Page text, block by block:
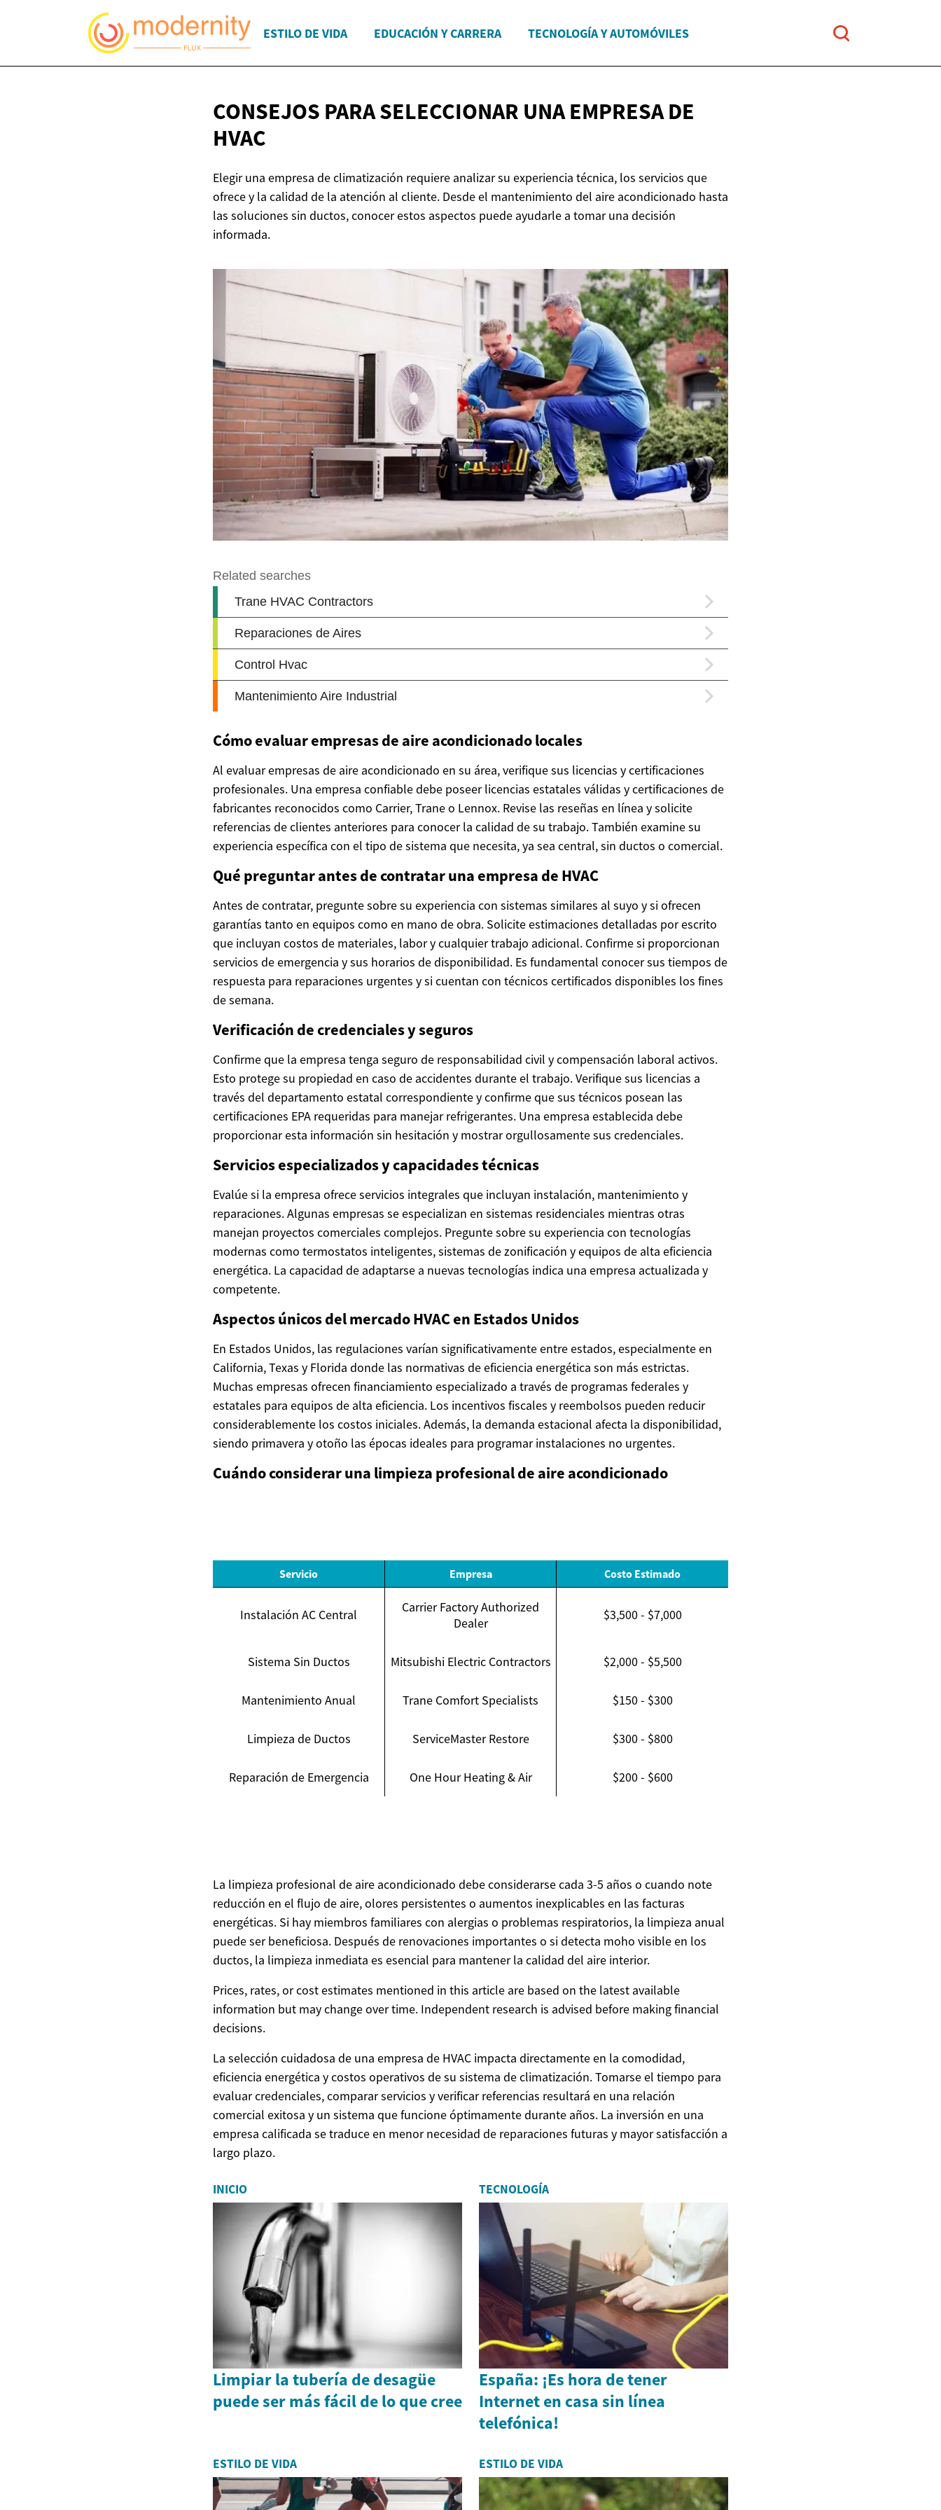
ESTILO DE VIDA EDUCACIÓN Y CARRERA TECNOLOGÍA Y AUTOMÓVILES
CONSEJOS PARA SELECCIONAR UNA EMPRESADE
HVAC
Elegir una empresa de climatización requiere analizar su experiencia técnica, los servicios que
ofrece y la calidad de la atención al cliente. Desde el mantenimiento del aire acondicionado hasta
las soluciones sin ductos, conocer estos aspectos puede ayudarle a tomar una decisión
informada.
Cómo evaluar empresas de aire acondicionado locales
Al evaluar empresas de aire acondicionado en su área, verifique sus licencias y certificaciones
profesionales. Una empresa confiable debe poseer licencias estatales válidas y certificaciones de
fabricantes reconocidos como Carrier, Trane o Lennox. Revise las reseñas en línea y solicite
referencias de clientes anteriores para conocer la calidad de su trabajo. También examine su
experiencia específica con el tipo de sistema que necesita, ya sea central, sin ductos o comercial.
Qué preguntar antes de contratar una empresa de HVAC
Antes de contratar, pregunte sobre su experiencia con sistemas similares al suyo y si ofrecen
garantías tanto en equipos como en mano de obra. Solicite estimaciones detalladas por escrito
que incluyan costos de materiales, labor y cualquier trabajo adicional. Confirme si proporcionan
servicios de emergencia y sus horarios de disponibilidad. Es fundamental conocer sus tiempos de
respuesta para reparaciones urgentes y si cuentan con técnicos certificados disponibles los fines
de semana.
Verificación de credenciales y seguros
Confirme que la empresa tenga seguro de responsabilidad civil y compensación laboral activos.
Esto protege su propiedad en caso de accidentes durante el trabajo. Verifique sus licencias a
través del departamento estatal correspondiente y confirme que sus técnicos posean las
certificaciones EPA requeridas para manejar refrigerantes. Una empresa establecida debe
proporcionar esta información sin hesitación y mostrar orgullosamente sus credenciales.
Servicios especializados y capacidades técnicas
Evalúe si la empresa ofrece servicios integrales que incluyan instalación, mantenimiento y
reparaciones. Algunas empresas se especializan en sistemas residenciales mientras otras
manejan proyectos comerciales complejos. Pregunte sobre su experiencia con tecnologías
modernas como termostatos inteligentes, sistemas de zonificación y equipos de alta eficiencia
energética. La capacidad de adaptarse a nuevas tecnologías indica una empresa actualizada y
competente.
Aspectos únicos del mercado HVAC en Estados Unidos
En Estados Unidos, las regulaciones varían significativamente entre estados, especialmente en
California, Texas y Florida donde las normativas de eficiencia energética son más estrictas.
Muchas empresas ofrecen financiamiento especializado a través de programas federales y
estatales para equipos de alta eficiencia. Los incentivos fiscales y reembolsos pueden reducir
considerablemente los costos iniciales. Además, la demanda estacional afecta la disponibilidad,
siendo primavera y otoño las épocas ideales para programar instalaciones no urgentes.
Cuándo considerar una limpieza profesional de aire acondicionado
Servicio Empresa Costo Estimado
Instalación AC Central
Carrier Factory Authorized
Dealer
$3,500 - $7,000
Sistema Sin Ductos Mitsubishi Electric Contractors $2,000 - $5,500
Mantenimiento Anual Trane Comfort Specialists $150 - $300
Limpieza de Ductos ServiceMaster Restore $300 - $800
Reparación de Emergencia One Hour Heating & Air $200 - $600
La limpieza profesional de aire acondicionado debe considerarse cada 3-5 años o cuando note
reducción en el flujo de aire, olores persistentes o aumentos inexplicables en las facturas
energéticas. Si hay miembros familiares con alergias o problemas respiratorios, la limpieza anual
puede ser beneficiosa. Después de renovaciones importantes o si detecta moho visible en los
ductos, la limpieza inmediata es esencial para mantener la calidad del aire interior.
Prices, rates, or cost estimates mentioned in this article are based on the latest available
information but may change over time. Independent research is advised before making financial
decisions.
La selección cuidadosa de una empresa de HVAC impacta directamente en la comodidad,
eficiencia energética y costos operativos de su sistema de climatización. Tomarse el tiempo para
evaluar credenciales, comparar servicios y verificar referencias resultará en una relación
comercial exitosa y un sistema que funcione óptimamente durante años. La inversión en una
empresa calificada se traduce en menor necesidad de reparaciones futuras y mayor satisfacción a
largo plazo.
INICIO
Limpiar la tubería de desagüe
puede ser más fácil de lo que cree
TECNOLOGÍA
España: ¡Es hora de tener
Internet en casa sin línea
telefónica!
ESTILO DE VIDA ESTILO DE VIDA